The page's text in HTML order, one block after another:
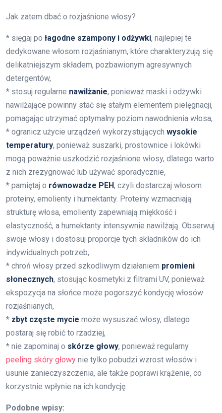
Jak zatem dbać o rozjaśnione włosy?
* sięgaj po łagodne szampony i odżywki, najlepiej te
dedykowane włosom rozjaśnianym, które charakteryzują się
delikatniejszym składem, pozbawionym agresywnych
detergentów,
* stosuj regularne nawilżanie, ponieważ maski i odżywki
nawilżające powinny stać się stałym elementem pielęgnacji,
pomagając utrzymać optymalny poziom nawodnienia włosa,
* ogranicz użycie urządzeń wykorzystujących wysokie
temperatury, ponieważ suszarki, prostownice i lokówki
mogą poważnie uszkodzić rozjaśnione włosy, dlatego warto
z nich zrezygnować lub używać sporadycznie,
* pamiętaj o równowadze PEH, czyli dostarczaj włosom
proteiny, emolienty i humektanty. Proteiny wzmacniają
strukturę włosa, emolienty zapewniają miękkość i
elastyczność, a humektanty intensywnie nawilżają. Obserwuj
swoje włosy i dostosuj proporcje tych składników do ich
indywidualnych potrzeb,
* chroń włosy przed szkodliwym działaniem promieni
słonecznych, stosując kosmetyki z filtrami UV, ponieważ
ekspozycja na słońce może pogorszyć kondycję włosów
rozjaśnianych,
* zbyt częste mycie może wysuszać włosy, dlatego
postaraj się robić to rzadziej,
* nie zapominaj o skórze głowy, ponieważ regularny
peeling skóry głowy nie tylko pobudzi wzrost włosów i
usunie zanieczyszczenia, ale także poprawi krążenie, co
korzystnie wpłynie na ich kondycję.
Podobne wpisy: